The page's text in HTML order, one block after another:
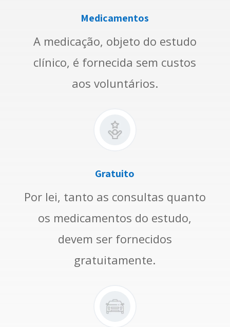
Medicamentos
A medicação, objeto do estudo
clínico, é fornecida sem custos
aos voluntários.
Gratuito
Por lei, tanto as consultas quanto
os medicamentos do estudo,
devem ser fornecidos
gratuitamente.